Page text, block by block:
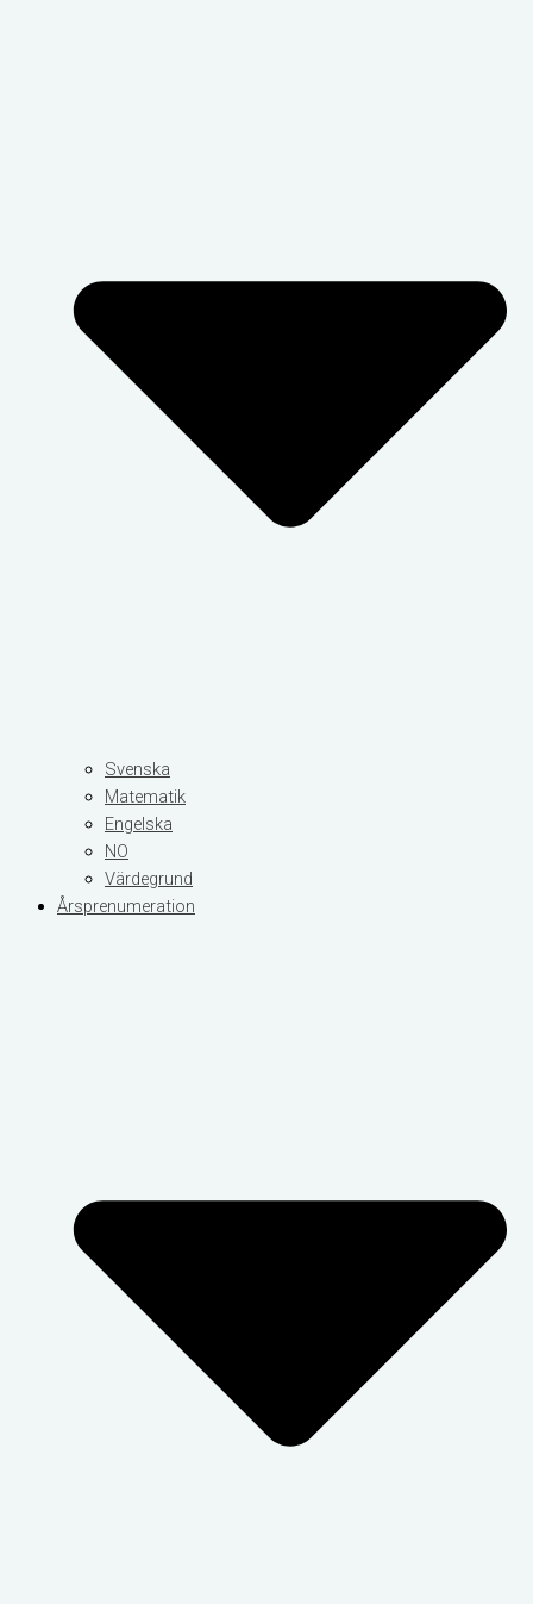
Svenska
Matematik
Engelska
NO
Värdegrund
Årsprenumeration